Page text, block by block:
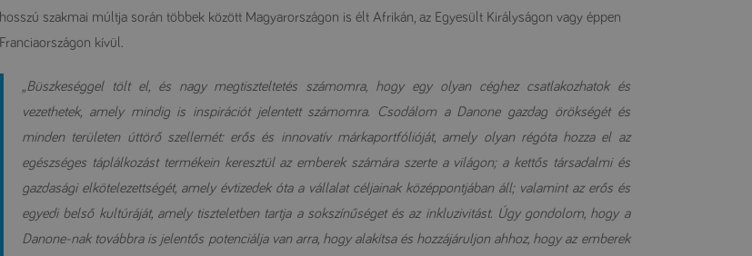
hosszú szakmai múltja során többek között Magyarországon is élt Afrikán, az Egyesült Királyságon vagy éppen
Franciaországon kívül.
„Büszkeséggel tölt el, és nagy megtiszteltetés számomra, hogy egy olyan céghez csatlakozhatok és
vezethetek, amely mindig is inspirációt jelentett számomra. Csodálom a Danone gazdag örökségét és
minden területen úttörő szellemét: erős és innovatív márkaportfólióját, amely olyan régóta hozza el az
egészséges táplálkozást termékein keresztül az emberek számára szerte a világon; a kettős társadalmi és
gazdasági elkötelezettségét, amely évtizedek óta a vállalat céljainak középpontjában áll; valamint az erős és
egyedi belső kultúráját, amely tiszteletben tartja a sokszínűséget és az inkluzivitást. Úgy gondolom, hogy a
Danone-nak továbbra is jelentős potenciálja van arra, hogy alakítsa és hozzájáruljon ahhoz, hogy az emberek